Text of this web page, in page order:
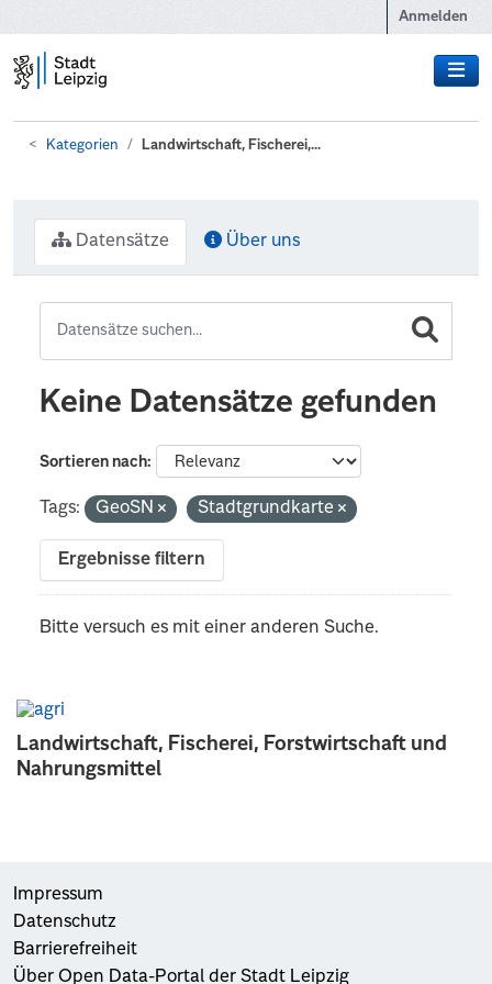
Anmelden
Kategorien Landwirtschaft, Fischerei,...
Landwirtschaft, Fischerei, Forstwirtschaft und
Nahrungsmittel
Datensätze Über uns
Keine Datensätze gefunden
Sortieren nach
Tags: GeoSN Stadtgrundkarte
Ergebnisse filtern
Bitte versuch es mit einer anderen Suche.
Impressum
Datenschutz
Barrierefreiheit
Über Open Data-Portal der Stadt Leipzig